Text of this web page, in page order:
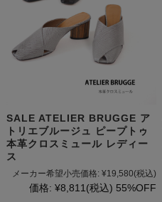
SALE ATELIER BRUGGE ア
トリエブルージュ ピープトゥ
本革クロスミュール レディー
ス
メーカー希望小売価格: ¥19,580(税込)
価格: ¥8,811 (税込) 55%OFF